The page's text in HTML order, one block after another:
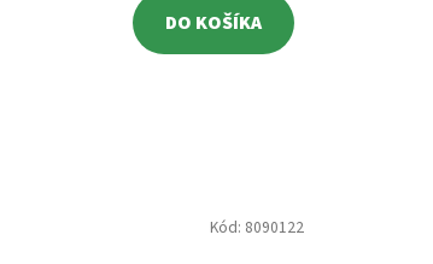
DO KOŠÍKA
Kód: 8090122